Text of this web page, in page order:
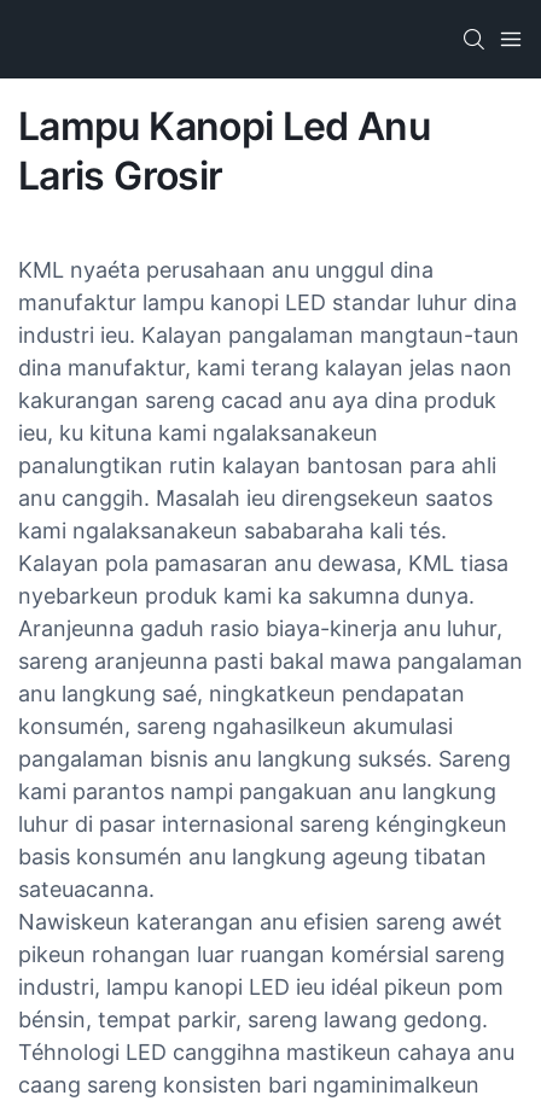
Lampu Kanopi Led Anu
Laris Grosir
KML nyaéta perusahaan anu unggul dina
manufaktur lampu kanopi LED standar luhur dina
industri ieu. Kalayan pangalaman mangtaun-taun
dina manufaktur, kami terang kalayan jelas naon
kakurangan sareng cacad anu aya dina produk
ieu, ku kituna kami ngalaksanakeun
panalungtikan rutin kalayan bantosan para ahli
anu canggih. Masalah ieu direngsekeun saatos
kami ngalaksanakeun sababaraha kali tés.
Kalayan pola pamasaran anu dewasa, KML tiasa
nyebarkeun produk kami ka sakumna dunya.
Aranjeunna gaduh rasio biaya-kinerja anu luhur,
sareng aranjeunna pasti bakal mawa pangalaman
anu langkung saé, ningkatkeun pendapatan
konsumén, sareng ngahasilkeun akumulasi
pangalaman bisnis anu langkung suksés. Sareng
kami parantos nampi pangakuan anu langkung
luhur di pasar internasional sareng kéngingkeun
basis konsumén anu langkung ageung tibatan
sateuacanna.
Nawiskeun katerangan anu efisien sareng awét
pikeun rohangan luar ruangan komérsial sareng
industri, lampu kanopi LED ieu idéal pikeun pom
bénsin, tempat parkir, sareng lawang gedong.
Téhnologi LED canggihna mastikeun cahaya anu
caang sareng konsisten bari ngaminimalkeun